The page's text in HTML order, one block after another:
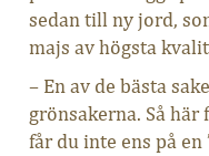
sedan till ny jord,
majs av högsta
– En av de bästa
grönsakerna. Så
får du inte ens på en